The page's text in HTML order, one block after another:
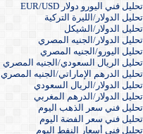
تحليل فني اليورو دولار EUR/USD
تحليل الدولار/الليرة التركية
تحليل الدولار/الشيكل
تحليل الدولار/الجنيه المصري
تحليل اليورو/الجنيه المصري
تحليل الريال السعودي/الجنيه المصري
تحليل الدرهم الإماراتي/الجنيه المصري
تحليل الدولار/الريال السعودي
تحليل الدولار/الدرهم المغربي
تحليل فني سعر الذهب اليوم
تحليل فني سعر الفضة اليوم
تحليل فني أسعار النفط اليوم